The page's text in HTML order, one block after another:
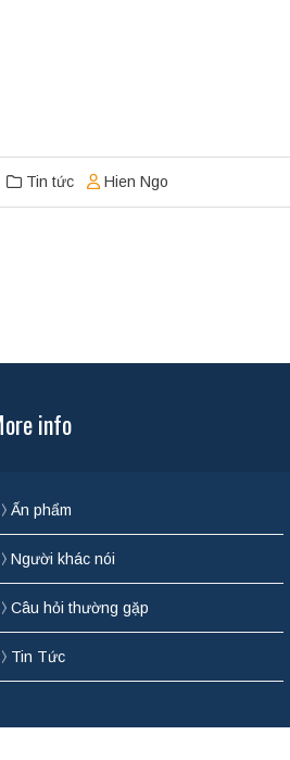
Tin tức Hien Ngo
info
Ấn phẩm
Người khác nói
Câu hỏi thường gặp
Tin Tức